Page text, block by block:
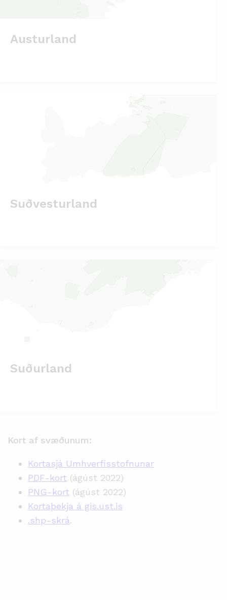
Austurland
Suðvesturland
Suðurland
Kort af svæðunum:
Kortasjá Umhverfisstofnunar
PDF-kort (ágúst 2022)
PNG-kort (ágúst 2022)
Kortaþekja á gis.ust.is
.shp-skrá.